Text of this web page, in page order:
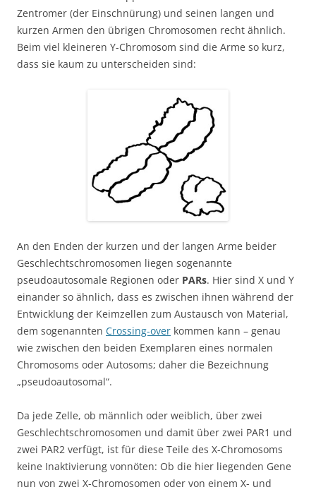
Zentromer (der Einschnürung) und seinen langen und
kurzen Armen den übrigen Chromosomen recht ähnlich.
Beim viel kleineren Y-Chromosom sind die Arme so kurz,
dass sie kaum zu unterscheiden sind:
An den Enden der kurzen und der langen Arme beider
Geschlechtschromosomen liegen sogenannte
pseudoautosomale Regionen oder PARs. Hier sind X und Y
einander so ähnlich, dass es zwischen ihnen während der
Entwicklung der Keimzellen zum Austausch von Material,
dem sogenannten Crossing-over kommen kann – genau
wie zwischen den beiden Exemplaren eines normalen
Chromosoms oder Autosoms; daher die Bezeichnung
„pseudoautosomal“.
Da jede Zelle, ob männlich oder weiblich, über zwei
Geschlechtschromosomen und damit über zwei PAR1 und
zwei PAR2 verfügt, ist für diese Teile des X-Chromosoms
keine Inaktivierung vonnöten: Ob die hier liegenden Gene
nun von zwei X-Chromosomen oder von einem X- und